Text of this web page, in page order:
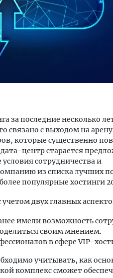
за последние несколько
связано с выходом на
которые существенно
центр старается
сотрудничества и
из списка лучших
популярные хостинги
двух главных
имели возможность
своим мнением.
в сфере VIP-
учитывать, как
комплекс сможет